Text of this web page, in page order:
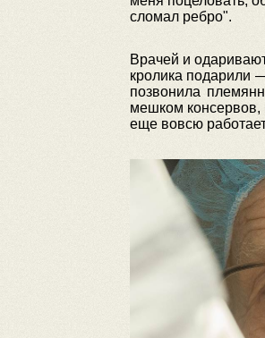
сломал ребро".
Врачей и
кролика подарили
позвонила
мешком консервов,
еще вовсю